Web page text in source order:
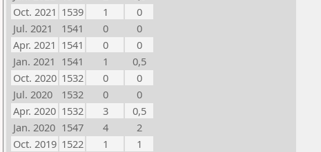
Oct. 2021 1539 1
0
Jul. 2021
1541 0
0
Apr. 2021 1541 0
0
Jan. 2021 1541 1
0,5
Oct. 2020 1532 0
0
Jul. 2020
1532 0
0
Apr. 2020 1532 3
0,5
Jan. 2020 1547 4
2
Oct. 2019 1522 1
1